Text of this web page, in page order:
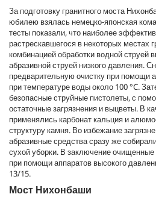
За подготовку гранитного моста
юбилею взялась немецко-японская
тесты показали, что наиболее
растрескавшегося в некоторых местах
комбинацией обработки водной струей
абразивной струей низкого давления.
предварительную очистку при помощи
при температуре воды около 100 °C.
безопасные струйные пистолеты, с
остаточные загрязнения и выцветы. В
применялись карбонат кальция и
структуру камня. Во избежание
абразивные средства сразу же
сухой уборки. В заключение
при помощи аппаратов высокого
13/15.
Мост Нихонбаши